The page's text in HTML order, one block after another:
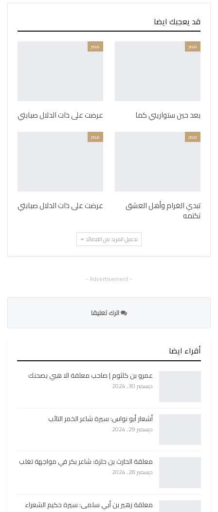
قد يعجبك ايضا
مصر
بعد حين ستواريني كما
مصر
عرضت على ذات الدلال صبابتي
مصر
تبدي الغرام وأهل العشق
تكتمه
مصر
عرضت على ذات الدلال صبابتي
تحميل المزيد من القصائد
- Advertisement -
اترك تعليقا
أقراء ايضا
عمرو بن كلثوم | صاحب معلقة الا هبي بصحنك
ديسمبر 30, 2024
أشعار أبو نواس: سيرة شاعر الخمر التائب
ديسمبر 29, 2024
معلقة الحارث بن حلزة: شاعر بكر في مواجهة تغلب
ديسمبر 28, 2024
معلقة زهير بن أبي سلمى: سيرة حكيم الشعراء